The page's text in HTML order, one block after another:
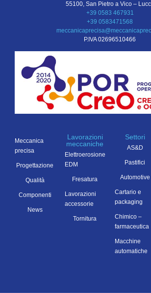
55100, San Pietro a Vico –
+39 0583 467931
+39 0583471568
P.IVA 02696510466
Meccanica
precisa
Progettazione
Qualità
Componenti
News
Lavorazioni
meccaniche
Elettroerosione
EDM
Fresatura
Lavorazioni
accessorie
Tornitura
Settori
AS&D
Pastifici
Automotive
Cartario e
packaging
Chimico –
farmaceutica
Macchine
automatiche